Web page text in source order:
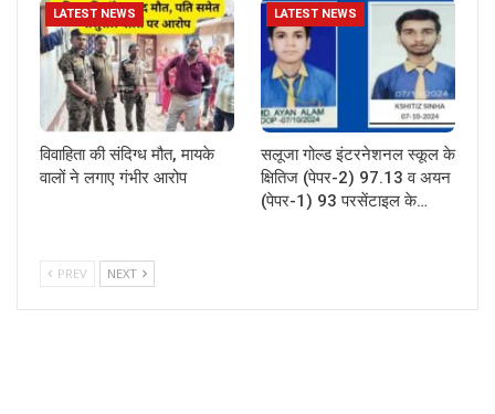
LATEST NEWS
विवाहिता की संदिग्ध मौत, मायके
वालों ने लगाए गंभीर आरोप
LATEST NEWS
सलूजा गोल्ड इंटरनेशनल स्कूल के
क्षितिज (पेपर-2) 97.13 व अयन
(पेपर-1) 93 परसेंटाइल के…
PREV NEXT